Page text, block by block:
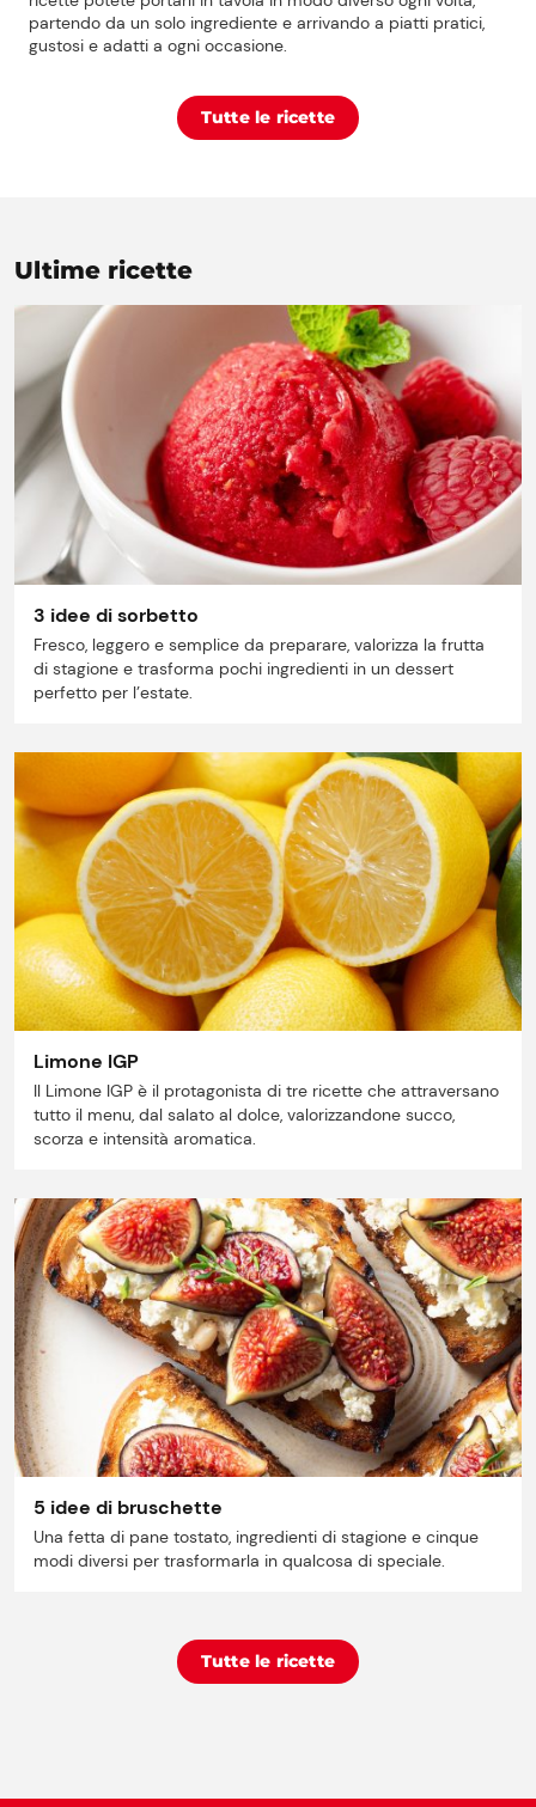
Prezzi Rossetto
Ricette
Storie
Lavora con noi
Shop
partendo da un solo ingrediente e arrivando a piatti pratici,
gustosi e adatti a ogni occasione.
Tutte le ricette
Ultime ricette
3 idee di sorbetto
Fresco, leggero e semplice da preparare, valorizza la frutta
di stagione e trasforma pochi ingredienti in un dessert
perfetto per l’estate.
Limone IGP
Il Limone IGP è il protagonista di tre ricette che attraversano
tutto il menu, dal salato al dolce, valorizzandone succo,
scorza e intensità aromatica.
5 idee di bruschette
Una fetta di pane tostato, ingredienti di stagione e cinque
modi diversi per trasformarla in qualcosa di speciale.
Tutte le ricette